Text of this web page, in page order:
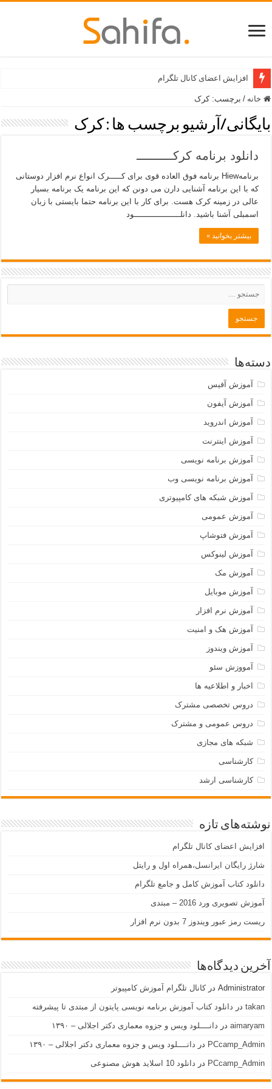
افزایش اعضای کانال تلگرام
خانه / برچسب:کرک
بایگانی/آرشیو برچسب ها : کرک
دانلود برنامه کرکــــــــــ
برنامهHiew برنامه فوق العاده قوی برای کـــــرک انواع نرم افزار دوستانی
که با این برنامه آشنایی دارن می دونن که این برنامه یک برنامه بسیار
عالی در زمینه کرک هست. برای کار با این برنامه حتما بایستی با زبان
اسمبلی آشنا باشید. دانلـــــــــــــــــــود
بیشتر بخوانید »
دسته‌ها
آموزش آفیس
آموزش آیفون
آموزش اندروید
آموزش اینترنت
آموزش برنامه نویسی
آموزش برنامه نویسی وب
آموزش شبکه های کامپیوتری
آموزش عمومی
آموزش فتوشاپ
آموزش لینوکس
آموزش مک
آموزش موبایل
آموزش نرم افزار
آموزش هک و امنیت
آموزش ویندوز
آمووزش سئو
اخبار و اطلاعیه ها
دروس تخصصی مشترک
دروس عمومی و مشترک
شبکه های مجازی
کارشناسی
کارشناسی ارشد
نوشته‌های تازه
افزایش اعضای کانال تلگرام
شارژ رایگان ایرانسل،همراه اول و رایتل
دانلود کتاب آموزش کامل و جامع تلگرام
آموزش تصویری ورد 2016 – مبتدی
ریست رمز عبور ویندوز 7 بدون نرم افزار
آخرین دیدگاه‌ها
Administrator درکانال تلگرام آموزش کامپیوتر
takan در دانلود کتاب آموزش برنامه نویسی پایتون از مبتدی تا پیشرفته
aimaryam در دانــــلود ویس و جزوه معماری دکتر اجلالی – ۱۳۹۰
PCcamp_Admin در دانــــلود ویس و جزوه معماری دکتر اجلالی – ۱۳۹۰
PCcamp_Admin در دانلود 10 اسلاید هوش مصنوعی